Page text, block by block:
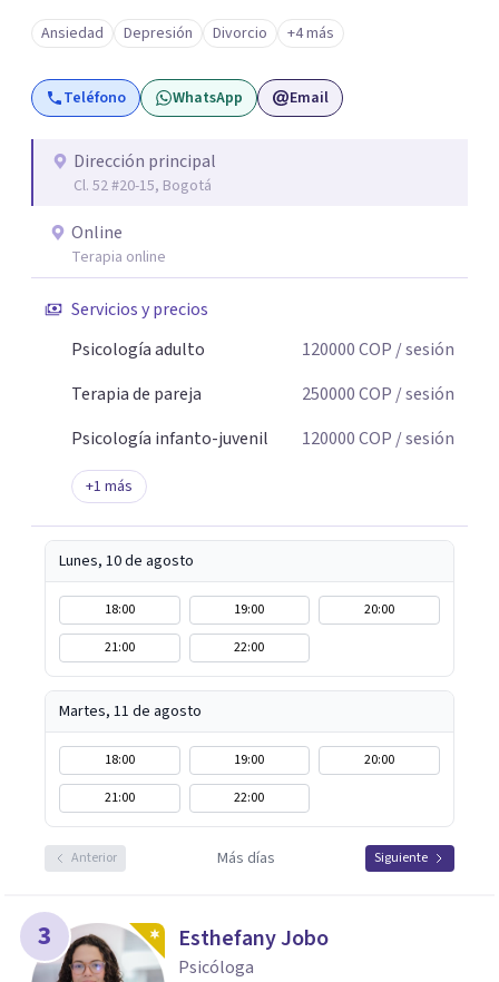
Ansiedad Depresión Divorcio +4 más
Teléfono WhatsApp Email
Dirección principal
Cl. 52 #20-15, Bogotá
Online
Terapia online
Servicios y precios
Psicología adulto
120000COP / sesión
Terapia de pareja
250000COP / sesión
Psicología infanto-juvenil
120000COP / sesión
+1 más
Lunes, 10 de agosto
18:00 19:00
20:00
21:00
22:00
Martes, 11 de agosto
18:00 19:00
20:00
21:00
22:00
Anterior Más días Siguiente
3 Esthefany Jobo
Psicóloga